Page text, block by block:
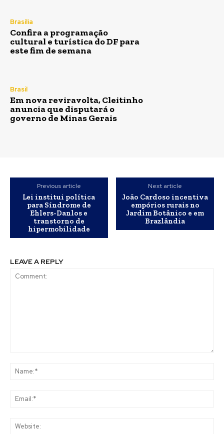
Brasília
Confira a programação
cultural e turística do DF para
este fim de semana
Brasil
Em nova reviravolta, Cleitinho
anuncia que disputará o
governo de Minas Gerais
Previous article
Lei institui política
para Síndrome de
Ehlers-Danlos e
transtorno de
hipermobilidade
Next article
João Cardoso incentiva
empórios rurais no
Jardim Botânico e em
Brazlândia
LEAVE A REPLY